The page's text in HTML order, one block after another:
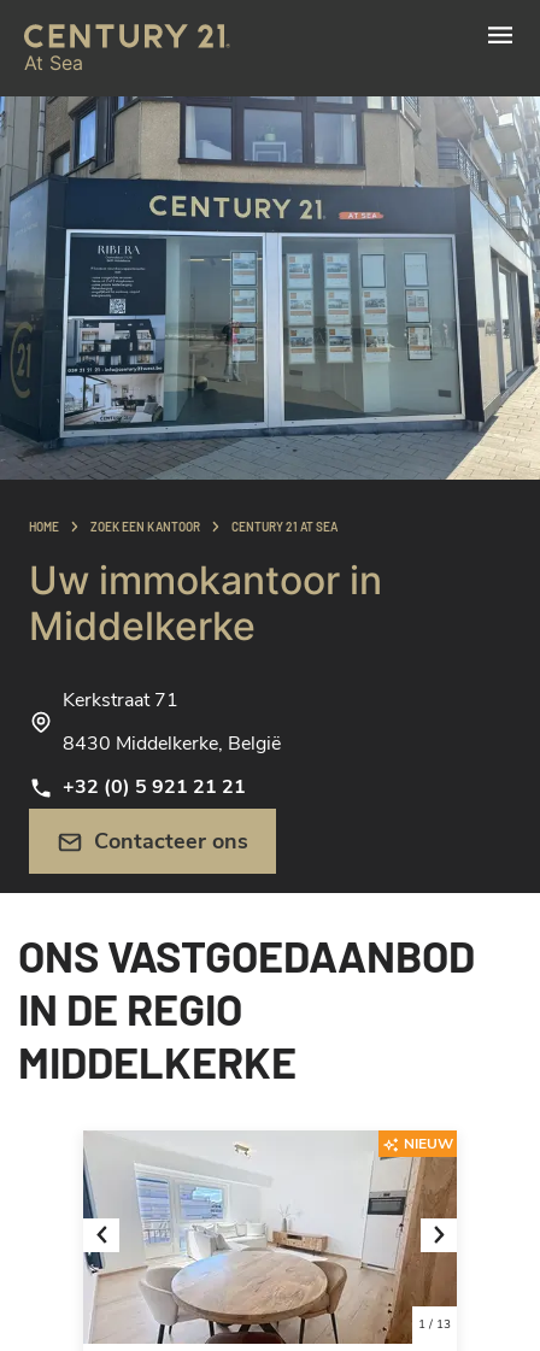
At Sea
HOME ZOEK EEN KANTOOR CENTURY 21 AT SEA
Uw immokantoor in
Middelkerke
Kerkstraat 71
8430 Middelkerke, België
+32 (0) 5 921 21 21
Contacteer ons
ONS VASTGOEDAANBOD
IN DE REGIO
MIDDELKERKE
Previous Next
1/ 13
NIEUW